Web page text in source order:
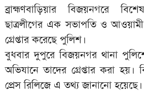
ব্রাহ্মণবাড়িয়ার বিজয়নগরে
ছাত্রলীগের এক সভাপতি ও
গ্রেপ্তার করেছে পুলিশ।
বুধবার দুপুরে বিজয়নগর থানা
অভিযানে তাদের গ্রেপ্তার করা
প্রেস রিলিজে এ তথ্য জানানো হয়েছে।